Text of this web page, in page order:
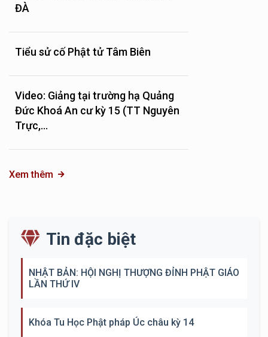
ĐÀ
Tiểu sử cố Phật tử Tâm Biên
Video: Giảng tại trường hạ Quảng
Đức Khoá An cư kỳ 15 (TT Nguyên
Trực,...
Xem thêm
Tin đặc biệt
NHẬT BẢN: HỘI NGHỊ THƯỢNG ĐỈNH PHẬT GIÁO
LẦN THỨ IV
Khóa Tu Học Phật pháp Úc châu kỳ 14